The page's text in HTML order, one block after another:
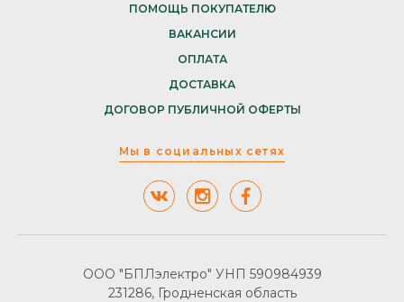
ПОМОЩЬ ПОКУПАТЕЛЮ
ВАКАНСИИ
ОПЛАТА
ДОСТАВКА
ДОГОВОР ПУБЛИЧНОЙ ОФЕРТЫ
Мы в социальных сетях
ООО "БПЛэлектро" УНП 590984939
231286, Гродненская область